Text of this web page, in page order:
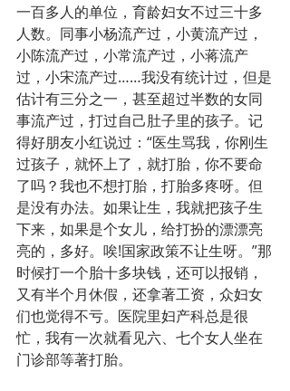
一百多人的单位，育龄妇女不过三十多
人数。同事小杨流产过，小黄流产过，
小陈流产过，小常流产过，小蒋流产
过，小宋流产过……我没有统计过，但是
估计有三分之一，甚至超过半数的女同
事流产过，打过自己肚子里的孩子。记
得好朋友小红说过：“医生骂我，你刚生
过孩子，就怀上了，就打胎，你不要命
了吗？我也不想打胎，打胎多疼呀。但
是没有办法。如果让生，我就把孩子生
下来，如果是个女儿，给打扮的漂漂亮
亮的，多好。唉!国家政策不让生呀。”那
时候打一个胎十多块钱，还可以报销，
又有半个月休假，还拿著工资，众妇女
们也觉得不亏。医院里妇产科总是很
忙，我有一次就看见六、七个女人坐在
门诊部等著打胎。